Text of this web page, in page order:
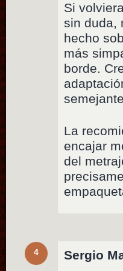
Si
sin duda,
hecho
más
borde.
La
encajar
del
4 Sergio